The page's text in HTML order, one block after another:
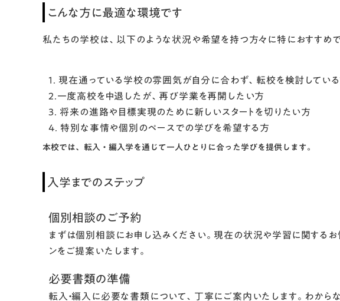
こんな方に最適な環境です
私たちの学校は、以下のような状況や希望を持つ方々に特におすすめで
1. 現在通っている学校の雰囲気が自分に合わず、転校を検討してい
2.一度高校を中退したが、再び学業を再開したい方
3. 将来の進路や目標実現のために新しいスタートを切りたい方
4. 特別な事情や個別のペースでの学びを希望する方
本校では、転入・編入学を通じて一人ひとりに合った学びを提供します。
入学までのステップ
個別相談のご予約
まずは個別相談にお申し込みください。現在の状況や学習に関する
ンをご提案いたします。
必要書類の準備
転入・編入に必要な書類について、丁寧にご案内いたします。わか